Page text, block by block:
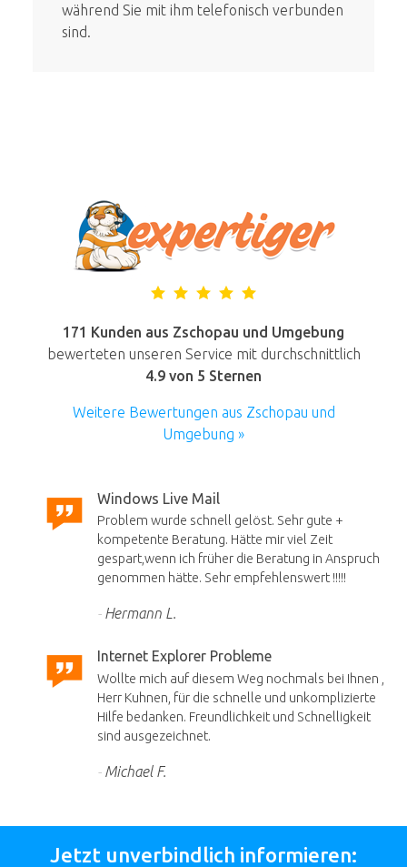
während Sie mit ihm telefonisch verbunden
sind.
171 Kunden aus Zschopau und Umgebung
bewerteten unseren Service mit durchschnittlich
4.9 von 5 Sternen
Weitere Bewertungen aus Zschopau und
Umgebung »
Windows Live Mail
Problem wurde schnell gelöst. Sehr gute +
kompetente Beratung. Hätte mir viel Zeit
gespart,wenn ich früher die Beratung in Anspruch
genommen hätte. Sehr empfehlenswert !!!!!
Hermann L.
Internet Explorer Probleme
Wollte mich auf diesem Weg nochmals bei Ihnen ,
Herr Kuhnen, für die schnelle und unkomplizierte
Hilfe bedanken. Freundlichkeit und Schnelligkeit
sind ausgezeichnet.
Michael F.
Jetzt unverbindlich informieren: